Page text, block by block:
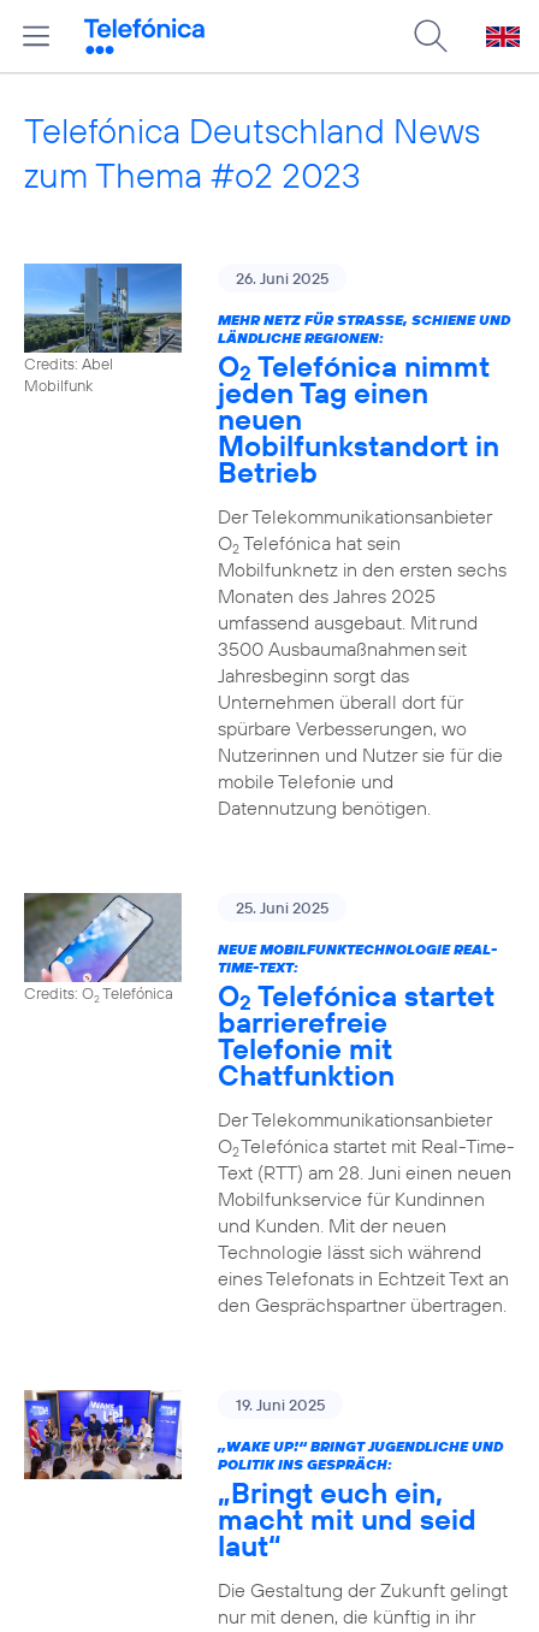
Telefónica Deutschland News
zum Thema #o2 2023
Credits: Abel
Mobilfunk
26. Juni 2025
MEHR NETZ FÜR STRASSE, SCHIENE UND L
ÄNDLICHE REGIONEN:
O2 Telefónica nimmt
jeden Tag einen
neuen
Mobilfunkstandort in
Betrieb
Der Telekommunikationsanbieter
O2Telefónica hat sein
Mobilfunknetz in den ersten sechs
Monaten des Jahres 2025
umfassend ausgebaut. Mit rund
3500 Ausbaumaßnahmen seit
Jahresbeginn sorgt das
Unternehmen überall dort für
spürbare Verbesserungen, wo
Nutzerinnen und Nutzer sie für die
mobile Telefonie und
Datennutzung benötigen.
Credits: O2Telefónica
25. Juni 2025
NEUE MOBILFUNKTECHNOLOGIE REAL-
TIME-TEXT:
O2 Telefónica startet
barrierefreie
Telefonie mit
Chatfunktion
Der Telekommunikationsanbieter
O2Telefónica startet mit Real-Time-
Text (RTT) am 28. Juni einen neuen
Mobilfunkservice für Kundinnen
und Kunden. Mit der neuen
Technologie lässt sich während
eines Telefonats in Echtzeit Text an
den Gesprächspartner übertragen.
19. Juni 2025
„WAKE UP!“ BRINGT JUGENDLICHE UND
POLITIK INS GESPRÄCH:
„Bringt euch ein,
macht mit und seid
laut“
Die Gestaltung der Zukunft gelingt
nur mit denen, die künftig in ihr